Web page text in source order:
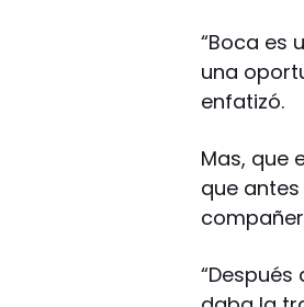
“Boca es
una
enfatizó.
Mas, que
que